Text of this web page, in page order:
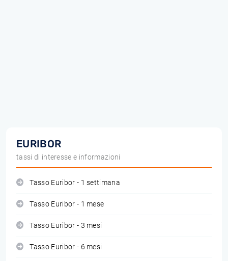
EURIBOR
tassi di interesse e informazioni
Tasso Euribor - 1 settimana
Tasso Euribor - 1 mese
Tasso Euribor - 3 mesi
Tasso Euribor - 6 mesi